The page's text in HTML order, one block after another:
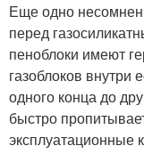
Еще одно
перед
пеноблоки имеют
газоблоков внутри
одного конца до
быстро
эксплуатационные